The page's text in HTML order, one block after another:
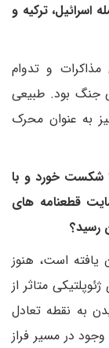
اسرائیل، ترکیه و
و تدوام
جنگ بود.‌ طبیعی
به عنوان محرک
شکست خورد و با
قطعنامه های
رسید؟
یافته است، هنوز
متاثر از
به نقطه تعادل
در مسیر فراز